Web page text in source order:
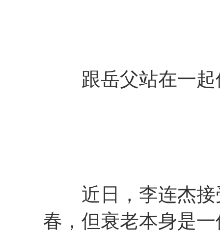
跟岳父站在一起
近日，李连杰接
春，但衰老本身是